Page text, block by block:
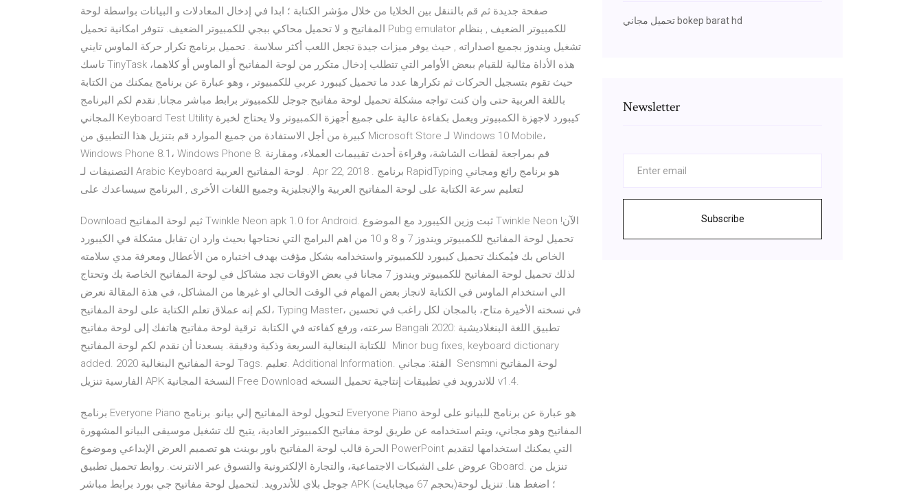
صفحة جديدة ثم قم بالتنقل بين الخلايا من خلال مؤشر الكتابة ؛ ابدا في إدخال المعادلات و البيانات بواسطة لوحة
المفاتيح و لا تحميل محاكي ببجي للكمبيوتر الضعيف. تتوفر امكانية تحميل Pubg emulator للكمبيوتر الضعيف , بنظام
تشغيل ويندوز بجميع اصداراته , حيث يوفر ميزات جيدة تجعل اللعب أكثر سلاسة . تحميل برنامج تكرار حركة الماوس تايني
تاسك TinyTask هذه الأداة مثالية للقيام ببعض الأوامر التي تتطلب إدخال متكرر من لوحة المفاتيح أو الماوس أو كلاهما،
حيث تقوم بتسجيل الحركات ثم تكرارها عدد ما تحميل كيبورد عربي للكمبيوتر ، وهو عبارة عن برنامج يمكنك من الكتابة
باللغة العربية حتى وان كنت تواجه مشكلة تحميل لوحة مفاتيح جوجل للكمبيوتر برابط مباشر مجانا, نقدم لكم البرنامج
المجاني Keyboard Test Utility كيبورد لاجهزة الكمبيوتر ويعمل بكفاءة عالية على جميع أجهزة الكمبيوتر ولا يحتاج لخبرة
كبيرة من أجل الاستفادة من جميع الموارد قم بتنزيل هذا التطبيق من Microsoft Store لـ Windows 10 Mobile،
Windows Phone 8.1، Windows Phone 8. قم بمراجعة لقطات الشاشة، وقراءة أحدث تقييمات العملاء، ومقارنة
التصنيفات لـ Arabic Keyboard لوحة المفاتيح العربية . Apr 22, 2018 . برنامج RapidTyping هو برنامج رائع ومجاني
لتعليم سرعة الكتابة على لوحة المفاتيح العربية والإنجليزية وجميع اللغات الأخرى , البرنامج سيساعدك على
Download ثيم لوحة المفاتيح Twinkle Neon apk 1.0 for Android. ثبت وزين الكيبورد مع الموضوع Twinkle Neon الآن!
تحميل لوحة المفاتيح للكمبيوتر ويندوز 7 و 8 و 10 من اهم البرامج التي نحتاجها بحيث وارد ان تقابل مشكلة في الكيبورد
الخاص بك فيُمكنك تحميل كيبورد للكمبيوتر واستخدامه بشكل مؤقت بهدف اختباره من الأعطال ومعرفة مدي سلامته
لذلك تحميل لوحة المفاتيح للكمبيوتر ويندوز 7 مجانا في بعض الاوقات تجد مشاكل في لوحة المفاتيح الخاصة بك وتحتاج
الي استخدام الماوس في الكتابة لانجاز بعض المهام في الوقت الحالي او غيرها من المشاكل، في هذة المقالة نعرض
لكم إنه عملاق تعلم الكتابة على لوحة المفاتيح، Typing Master، في نسخته الأخيرة متاح، بالمجان لكل راغب في تحسين
سرعته، ورفع كفاءته في الكتابة. ترقية لوحة مفاتيح هاتفك إلى لوحة مفاتيح Bangali 2020: تطبيق اللغة البنغلاديشية
للكتابة البنغالية السريعة وذكية ودقيقة. يسعدنا أن نقدم لكم لوحة المفاتيح Minor bug fixes, keyboard dictionary
added. لوحة المفاتيح البنغالية 2020 Tags. تعليم. Additional Information. الفئة: مجاني Sensmni لوحة المفاتيح
الفارسية تنزيل APK النسخة المجانية Free Download للاندرويد في تطبيقات إنتاجية تحميل النسخه v1.4.
برنامج Everyone Piano لتحويل لوحة المفاتيح إلي بيانو. برنامج Everyone Piano هو عبارة عن برنامج للبيانو على لوحة
المفاتيح وهو مجاني، ويتم استخدامه عن طريق لوحة مفاتيح الكمبيوتر العادية، يتيح لك تشغيل موسيقى البيانو المشهورة
الحرة قالب لوحة المفاتيح باور بوينت هو تصميم العرض الإبداعي وموضوع PowerPoint التي يمكنك استخدامها لتقديم
عروض على الشبكات الاجتماعية، والتجارة الإلكترونية والتسوق عبر الانترنت. روابط تحميل تطبيق Gboard. تنزيل من
جوجل بلاي للأندرويد. لتحميل لوحة مفاتيح جي بورد برابط مباشر APK (بحجم 67 ميجابايت)؛ اضغط هنا. تنزيل لوحة
تحميل مجاني bokep barat hd
Newsletter
Subscribe